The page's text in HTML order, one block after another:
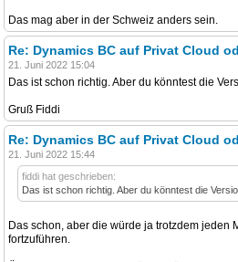
Das mag aber in der Schweiz anders sein.
Re: Dynamics BC auf Privat Cloud
21. Juni 2022 15:04
Das ist schon richtig. Aber du könntest die
Gruß Fiddi
Re: Dynamics BC auf Privat Cloud
21. Juni 2022 15:44
fiddi hat geschrieben:
Das ist schon richtig. Aber du könntest die
Das schon, aber die würde ja trotzdem jeden
fortzuführen.